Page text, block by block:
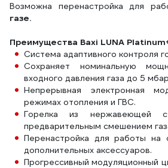
Возможна перенастройка для
газе.
Преимущества Baxi LUNA
Система адаптивного контроля
Сохраняет номинальную
входного давления газа до 5
Непрерывная электронная
режимах отопления и ГВС.
Горелка из нержавеющей
предварительным смешением
Перенастройка для работы на
дополнительных аксессуаров.
Прогрессивный модуляционный